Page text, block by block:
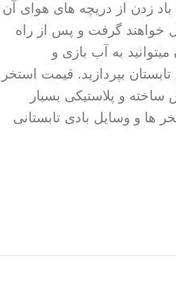
زدن از دریچه های هوای آن
خواهند گرفت و پس از راه
به آب بازی و
بپردازید. قیمت استخر
و پلاستیکی بسیار
ها و وسایل بادی تابستانی